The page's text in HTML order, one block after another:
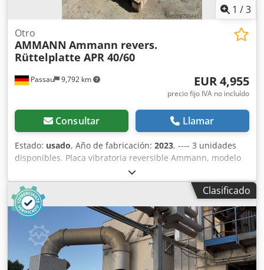
1 /3
Passau 9,792 km
Otro
AMMANN Ammann revers.
Rüttelplatte APR 40/60
EUR 4,955
precio fijo IVA no incluído
Consultar Llamar
Estado: usado, Año de fabricación: 2023, ---- 3 unidades
disponibles. Placa vibratoria reversible Ammann, modelo
APR 40/60 N.º de equipo: 100563147 Año de fabricación:
2023 Placa vibratoria reversible Ammann, modelo APR
40/60 N.º de equipo: 100563148 Dcodpfjzkzzbex Adtok Año
de fabricación: 2023 Datos técnicos: Motor: Hatz / Diésel
Peso de la máquina: 284 kg Anchura de compactación: 600
mm
Clasificado